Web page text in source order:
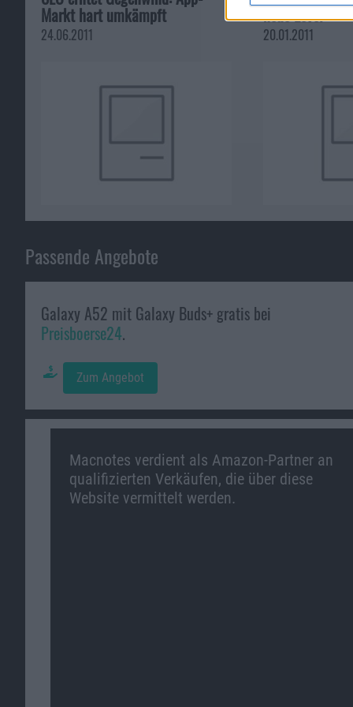
Markt hart umkämpft
24.06.2011
neue Level
20.01.2011
Passende Angebote
Galaxy A52 mit Galaxy Buds+ gratis bei
Preisboerse24.
Zum Angebot
Macnotes verdient als Amazon-Partner an
qualifizierten Verkäufen, die über diese
Website vermittelt werden.